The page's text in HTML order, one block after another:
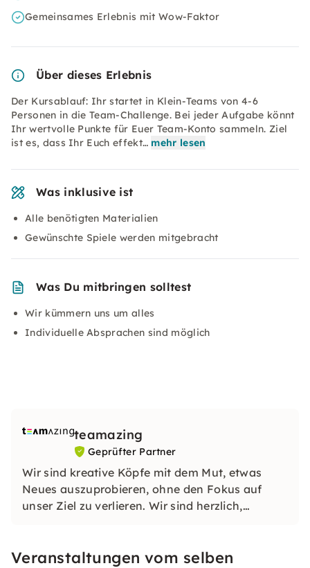
Gemeinsames Erlebnis mit Wow-Faktor
Über dieses Erlebnis
Der Kursablauf: Ihr startet in Klein-Teams von 4-6
Personen in die Team-Challenge. Bei jeder Aufgabe könnt
Ihr wertvolle Punkte für Euer Team-Konto sammeln. Ziel
ist es, dass Ihr Euch effekt… mehr lesen
Was inklusive ist
Alle benötigten Materialien
Gewünschte Spiele werden mitgebracht
Was Du mitbringen solltest
Wir kümmern uns um alles
Individuelle Absprachen sind möglich
teamazing
Geprüfter Partner
Wir sind kreative Köpfe mit dem Mut, etwas
Neues auszuprobieren, ohne den Fokus auf
unser Ziel zu verlieren. Wir sind herzlich,
Veranstaltungen vom selben